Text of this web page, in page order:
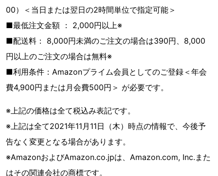
00）＜当日または翌日の2時間単位で指定可能＞
■最低注文金額 ： 2,000円以上※
■配送料： 8,000円未満のご注文の場合は390円、8,000
円以上のご注文の場合は無料※
■利用条件：Amazonプライム会員としてのご登録＜年会
費4,900円または月会費500円＞ が必要です。
※上記の価格は全て税込み表記です。
※上記は全て2021年11月11日（木）時点の情報で、今後予
告なく変更となる場合があります。
※AmazonおよびAmazon.co.jpは、Amazon.com, Inc.また
はその関連会社の商標です。